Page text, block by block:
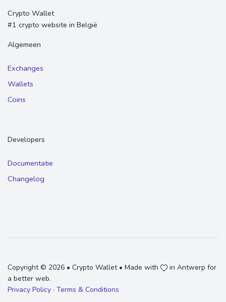
Crypto Wallet
#1 crypto website in België
Algemeen
Exchanges
Wallets
Coins
Developers
Documentatie
Changelog
Copyright © 2026 • Crypto Wallet • Made with
in Antwerp for
a better web.
Privacy Policy · Terms & Conditions